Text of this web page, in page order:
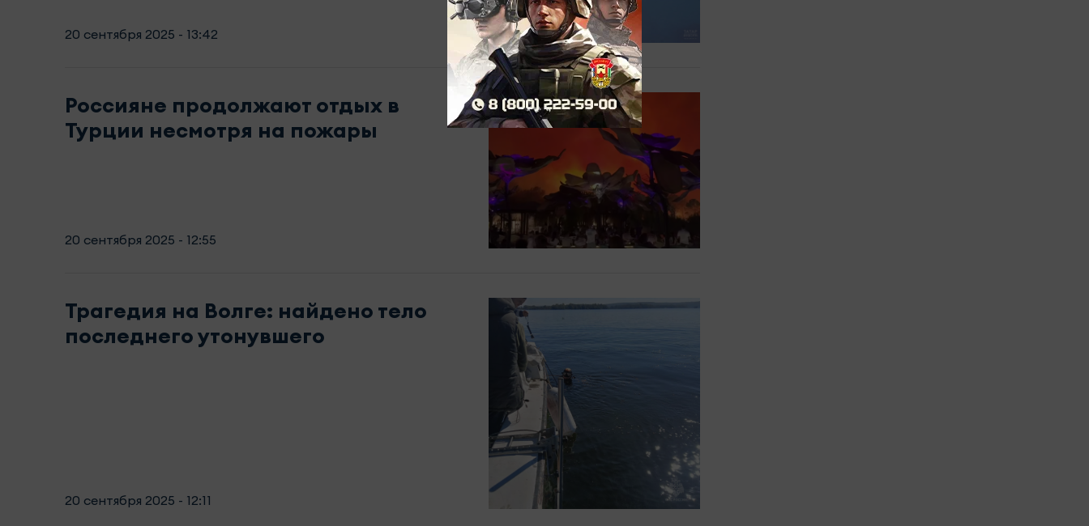
20 сентября 2025 - 13:42
Россияне продолжают отдых в
Турции несмотря на пожары
20 сентября 2025 - 12:55
Трагедия на Волге: найдено тело
последнего утонувшего
20 сентября 2025 - 12:11